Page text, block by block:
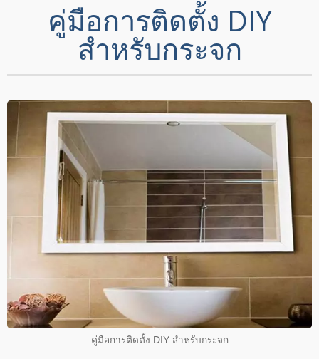
คู่มือการติดตั้ง DIY
สำหรับกระจก
คู่มือการติดตั้ง DIY สำหรับกระจก